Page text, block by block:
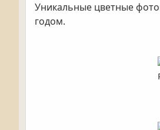
Уникальные цветные
годом.